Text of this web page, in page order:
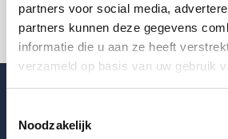
partners voor social media,
partners kunnen deze gegevens
informatie die u aan ze heeft
verzameld op basis van uw gebruik
Noodzakelijk
Blogpost